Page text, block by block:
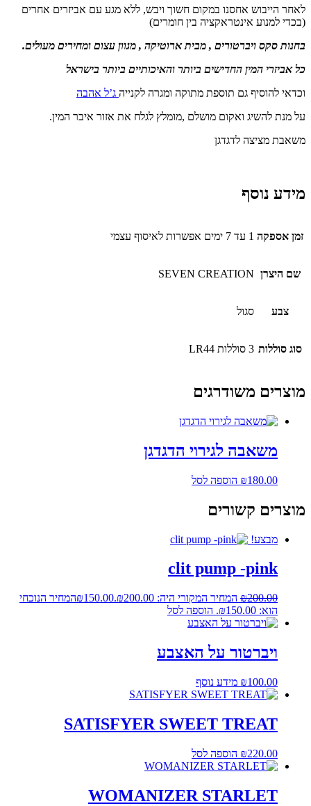
לאחר הייבוש אחסנו במקום חשוך ויבש, ללא מגע עם אביזרים אחרים
(בכדי למנוע אינטראקציה בין חומרים)
בחנות סקס ויברטורים , מבית ארוטיקה , מגוון עצום ומחירים מעולים.
כל אביזרי המין החדישים ביותר והאיכותיים ביותר בישראל
וכדאי להוסיף גם תוספת מתוקה ומגרה לקנייה ג’ל אהבה
על מנת להשיג ואקום מושלם ,מומלץ לגלח את אזור איבר המין.
משאבת מציצה לדגדגן
מידע נוסף
זמן אספקה 1 עד 7 ימים אפשרות לאיסוף עצמי
שם היצרן SEVEN CREATION
צבע סגול
סוג סוללות 3 סוללות LR44
מוצרים משודרגים
משאבה לגירוי הדגדגן
₪180.00 הוספה לסל
מוצרים קשורים
מבצע!
clit pump -pink
₪200.00 המחיר המקורי היה: ₪200.00. ₪150.00
המחיר הנוכחי
הוא: ₪150.00.
הוספה לסל
ויברטור על האצבע
₪100.00 מידע נוסף
SATISFYER SWEET TREAT
₪220.00 הוספה לסל
WOMANIZER STARLET